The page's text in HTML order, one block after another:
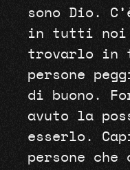
sono Dio.
in tutti noi
trovarlo in
persone
di buono.
avuto la
esserlo.
persone